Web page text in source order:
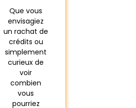
Que vous
envisagiez
un rachat de
crédits ou
simplement
curieux de
voir
combien
vous
pourriez